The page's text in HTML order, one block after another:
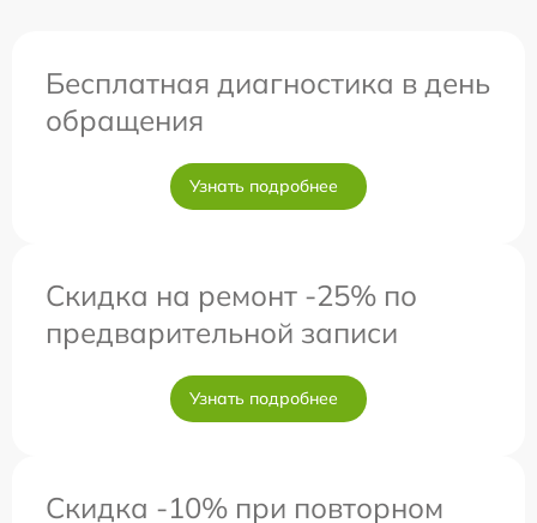
Бесплатная диагностика в день
обращения
Узнать подробнее
Скидка на ремонт -25% по
предварительной записи
Узнать подробнее
Скидка -10% при повторном